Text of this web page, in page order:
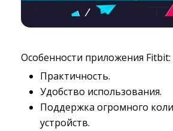
Особенности приложения Fitbit:
Практичность.
Удобство использования.
Поддержка огромного
устройств.